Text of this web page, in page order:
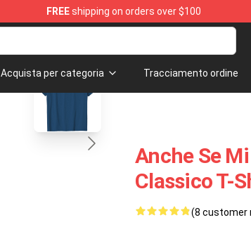
FREEshipping on orders over $100
Acquista per categoria Tracciamento ordine
Anche Se
Classico T-
(8 customer